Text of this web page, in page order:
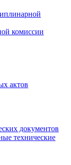
комиссии
актов
документов
технические